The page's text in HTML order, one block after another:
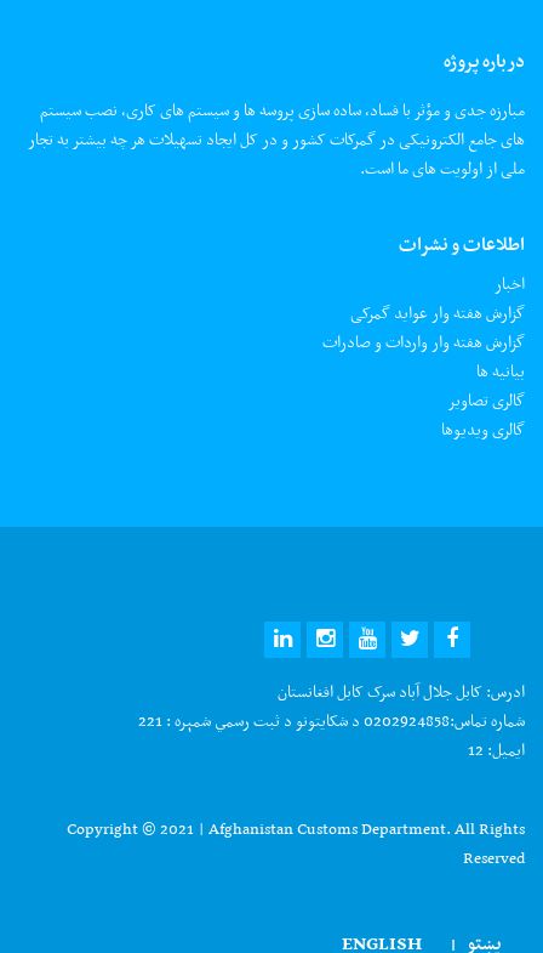
درباره پروژه
مبارزه جدی و مؤثر با فساد، ساده سازی پروسه ها و سیستم های کاری، نصب سیستم
های جامع الکترونیکی در گمرکات کشور و در کل ایجاد تسهیلات هر چه بیشتر به تجار
ملی از اولویت های ما است.
اطلاعات و نشرات
اخبار
گزارش هفته وار عواید گمرکی
گزارش هفته وار واردات و صادرات
بیانیه ها
گالری تصاویر
گالری ویدیوها
ادرس:کابل جلال آباد سرک کابل افغانستان
شماره تماس:0202924858 د شکایتونو د ثبت رسمي شمېره : 221
ایمیل:
Copyright © 2021 | Afghanistan Customs Department. All Rights
Reserved
پښتو |
ENGLISH